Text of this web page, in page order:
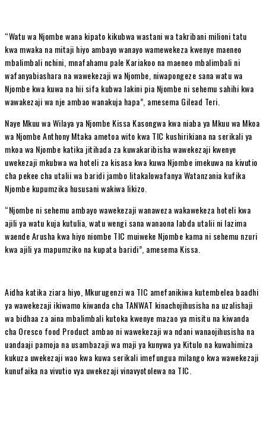
“Watu wa Njombe wana kipato kikubwa wastani wa takribani milioni tatu
kwa mwaka na mitaji hiyo ambayo wanayo wamewekeza kwenye maeneo
mbalimbali nchini, mnafahamu pale Kariakoo na maeneo mbalimbali ni
wafanyabiashara na wawekezaji wa Njombe, niwapongeze sana watu wa
Njombe kwa kuwa na hii sifa kubwa lakini pia Njombe ni sehemu sahihi kwa
wawakezaji wa nje ambao wanakuja hapa”, amesema Gilead Teri.
Naye Mkuu wa Wilaya ya Njombe Kissa Kasongwa kwa niaba ya Mkuu wa Mkoa
wa Njombe Anthony Mtaka ametoa wito kwa TIC kushirikiana na serikali ya
mkoa wa Njombe katika jitihada za kuwakaribisha wawekezaji kwenye
uwekezaji mkubwa wa hoteli za kisasa kwa kuwa Njombe imekuwa na kivutio
cha pekee cha utalii wa baridi jambo litakalowafanya Watanzania kufika
Njombe kupumzika hususani wakiwa likizo.
“Njombe ni sehemu ambayo wawekezaji wanaweza wakawekeza hoteli kwa
ajili ya watu kuja kutulia, watu wengi sana wanaona labda utalii ni lazima
waende Arusha kwa hiyo niombe TIC muiweke Njombe kama ni sehemu nzuri
kwa ajili ya mapumziko na kupata baridi”, amesema Kissa.
Aidha katika ziara hiyo, Mkurugenzi wa TIC amefanikiwa kutembelea baadhi
ya wawekezaji ikiwamo kiwanda cha TANWAT kinachojihusisha na uzalishaji
wa bidhaa za aina mbalimbali kutoka kwenye mazao ya misitu na kiwanda
cha Oresco food Product ambao ni wawekezaji wa ndani wanaojihusisha na
uandaaji pamoja na usambazaji wa maji ya kunywa ya Kitulo na kuwahimiza
kukuza uwekezaji wao kwa kuwa serikali imefungua milango kwa wawekezaji
kunufaika na vivutio vya uwekezaji vinavyotolewa na TIC.